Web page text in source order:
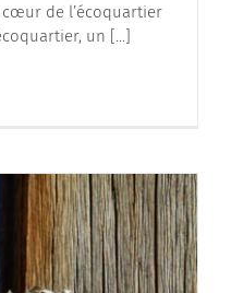
de l’écoquartier
un [...]